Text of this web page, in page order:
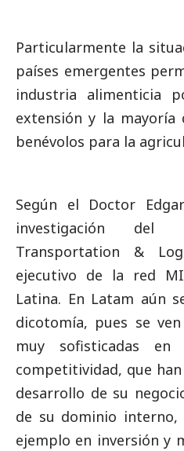
Particularmente la
países emergentes
industria alimenticia
extensión y la mayoría
benévolos para la
Según el Doctor
investigación
Transportation &
ejecutivo de la red
Latina. En Latam aún
dicotomía, pues se
muy sofisticadas
competitividad, que
desarrollo de su
de su dominio
ejemplo en inversión y